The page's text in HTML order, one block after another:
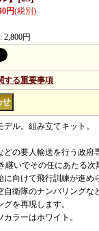
円(税別)
: 2,800円
する重要事項
ル。組み立てキット。
どの要人輸送を行う政府
継いでその任にあたる次
に向けて飛行訓練が進め
自衛隊のナンバリングな
を再現します。
ラーはホワイト。